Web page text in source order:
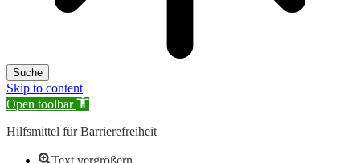
Suche
Skip to content
Open toolbar
Hilfsmittel für Barrierefreiheit